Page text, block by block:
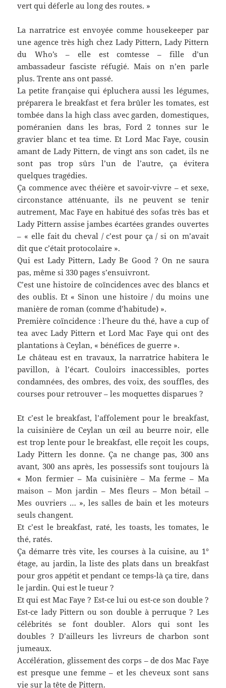
vert qui déferle au long des routes. »
La narratrice est envoyée comme housekeeper par
une agence très high chez Lady Pittern, Lady Pittern
du Who’s – elle est comtesse – fille d’un
ambassadeur fasciste réfugié. Mais on n’en parle
plus. Trente ans ont passé.
La petite française qui épluchera aussi les légumes,
préparera le breakfast et fera brûler les tomates, est
tombée dans la high class avec garden, domestiques,
poméranien dans les bras, Ford 2 tonnes sur le
gravier blanc et tea time. Et Lord Mac Faye, cousin
amant de Lady Pittern, de vingt ans son cadet, ils ne
sont pas trop sûrs l’un de l’autre, ça évitera
quelques tragédies.
Ça commence avec théière et savoir-vivre – et sexe,
circonstance atténuante, ils ne peuvent se tenir
autrement, Mac Faye en habitué des sofas très bas et
Lady Pittern assise jambes écartées grandes ouvertes
– « elle fait du cheval / c’est pour ça / si on m’avait
dit que c’était protocolaire ».
Qui est Lady Pittern, Lady Be Good ? On ne saura
pas, même si 330 pages s’ensuivront.
C’est une histoire de coïncidences avec des blancs et
des oublis. Et « Sinon une histoire / du moins une
manière de roman (comme d’habitude) ».
Première coïncidence : l’heure du thé, have a cup of
tea avec Lady Pittern et Lord Mac Faye qui ont des
plantations à Ceylan, « bénéfices de guerre ».
Le château est en travaux, la narratrice habitera le
pavillon, à l’écart. Couloirs inaccessibles, portes
condamnées, des ombres, des voix, des souffles, des
courses pour retrouver – les moquettes disparues ?
Et c’est le breakfast, l’affolement pour le breakfast,
la cuisinière de Ceylan un œil au beurre noir, elle
est trop lente pour le breakfast, elle reçoit les coups,
Lady Pittern les donne. Ça ne change pas, 300 ans
avant, 300 ans après, les possessifs sont toujours là
« Mon fermier – Ma cuisinière – Ma ferme – Ma
maison – Mon jardin – Mes fleurs – Mon bétail –
Mes ouvriers … », les salles de bain et les moteurs
seuls changent.
Et c’est le breakfast, raté, les toasts, les tomates, le
thé, ratés.
Ça démarre très vite, les courses à la cuisine, au 1°
étage, au jardin, la liste des plats dans un breakfast
pour gros appétit et pendant ce temps-là ça tire, dans
le jardin. Qui est le tueur ?
Et qui est Mac Faye ? Est-ce lui ou est-ce son double ?
Est-ce lady Pittern ou son double à perruque ? Les
célébrités se font doubler. Alors qui sont les
doubles ? D’ailleurs les livreurs de charbon sont
jumeaux.
Accélération, glissement des corps – de dos Mac Faye
est presque une femme – et les cheveux sont sans
vie sur la tête de Pittern.